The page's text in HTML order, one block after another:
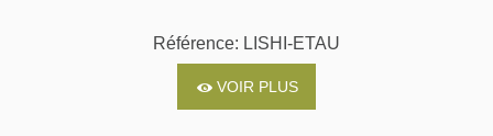
Référence: LISHI-ETAU
VOIR PLUS